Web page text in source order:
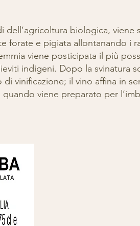
dell’agricoltura biologica, viene
forate e pigiata allontanando i
viene posticipata il più
indigeni. Dopo la svinatura
vinificazione; il vino affina in
viene preparato per